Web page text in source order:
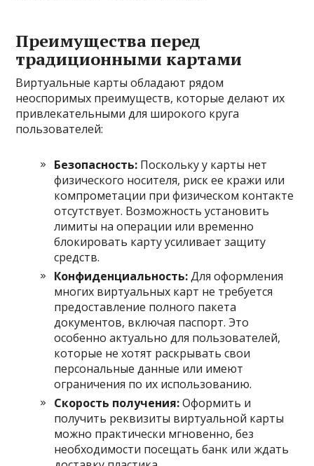
Преимущества перед
традиционными картами
Виртуальные карты обладают рядом
неоспоримых преимуществ, которые делают их
привлекательными для широкого круга
пользователей:
Безопасность: Поскольку у карты нет
физического носителя, риск ее кражи или
компрометации при физическом контакте
отсутствует. Возможность установить
лимиты на операции или временно
блокировать карту усиливает защиту
средств.
Конфиденциальность:Для оформления
многих виртуальных карт не требуется
предоставление полного пакета
документов, включая паспорт. Это
особенно актуально для пользователей,
которые не хотят раскрывать свои
персональные данные или имеют
ограничения по их использованию.
Скорость получения:Оформить и
получить реквизиты виртуальной карты
можно практически мгновенно, без
необходимости посещать банк или ждать